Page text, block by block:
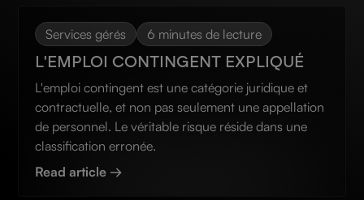
Services gérés 6 minutes de lecture
L'EMPLOI CONTINGENT EXPLIQUÉ
L'emploi contingent est une catégorie juridique et
contractuelle, et non pas seulement une appellation
de personnel. Le véritable risque réside dans une
classification erronée.
Read article →